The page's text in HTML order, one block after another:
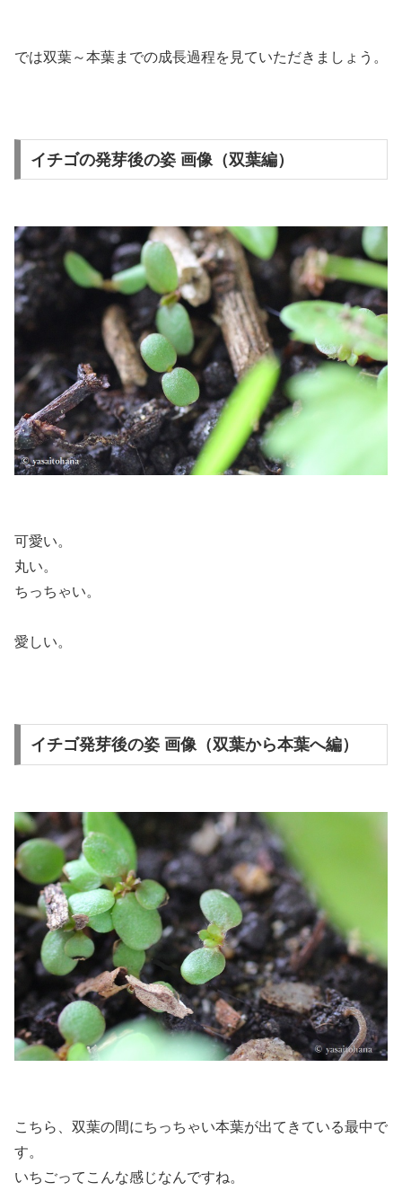
では双葉～本葉までの成長過程を見ていただきましょう。
イチゴの発芽後の姿 画像（双葉編）
可愛い。
丸い。
ちっちゃい。
愛しい。
イチゴ発芽後の姿 画像（双葉から本葉へ編）
こちら、双葉の間にちっちゃい本葉が出てきている最中で
す。
いちごってこんな感じなんですね。